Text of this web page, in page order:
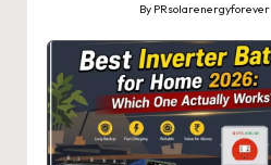
Posted
By PRsolarenergyforever